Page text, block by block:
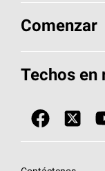
Encuentre un
Tecnología
Aspectos
Herramientas
Únase a la
Diseño en el
Comenzar
Llame al 1-
Encuentre
Techos en